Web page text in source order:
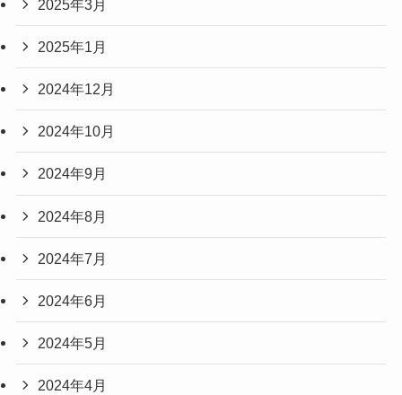
2025年3月
2025年1月
2024年12月
2024年10月
2024年9月
2024年8月
2024年7月
2024年6月
2024年5月
2024年4月